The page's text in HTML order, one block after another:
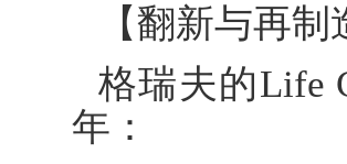
【翻新与再
格瑞夫的Life
年：